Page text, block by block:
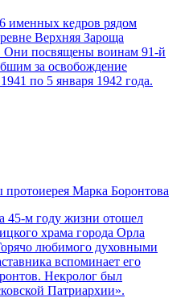
именных кедров рядом
Верхняя Зароща
Они посвящены воинам 91-й
за освобождение
по 5 января 1942 года.
Марка Боронтова
45-м году жизни отошел
храма города Орла
любимого духовными
вспоминает его
Некролог был
Патриархии».